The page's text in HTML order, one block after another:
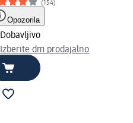
(154)
Opozorila
Dobavljivo
Izberite dm prodajalno